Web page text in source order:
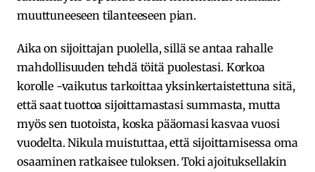
muuttuneeseen tilanteeseen pian.
Aika on sijoittajan puolella, sillä se antaa rahalle
mahdollisuuden tehdä töitä puolestasi. Korkoa
korolle -vaikutus tarkoittaa yksinkertaistettuna sitä,
että saat tuottoa sijoittamastasi summasta, mutta
myös sen tuotoista, koska pääomasi kasvaa vuosi
vuodelta. Nikula muistuttaa, että sijoittamisessa oma
osaaminen ratkaisee tuloksen. Toki ajoituksellakin